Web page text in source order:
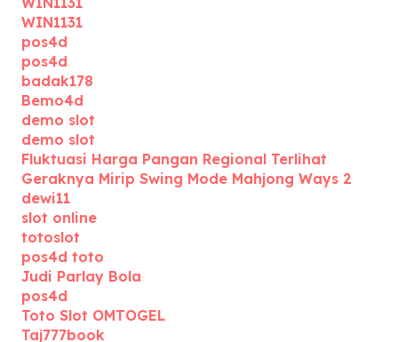
WIN1131
pos4d
pos4d
badak178
Bemo4d
demo slot
demo slot
Fluktuasi Harga Pangan Regional Terlihat
Geraknya Mirip Swing Mode Mahjong Ways 2
dewi11
slot online
totoslot
pos4d toto
Judi Parlay Bola
pos4d
Toto Slot OMTOGEL
Taj777book